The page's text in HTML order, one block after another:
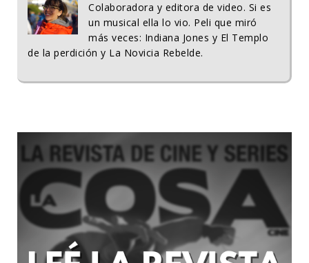
Colaboradora y editora de video. Si es
un musical ella lo vio. Peli que miró
más veces: Indiana Jones y El Templo
de la perdición y La Novicia Rebelde.